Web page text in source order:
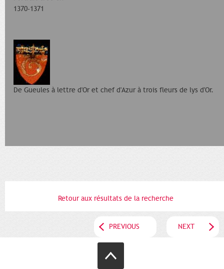
1370-1371
De Gueules à lettre d'Or et chef d'Azur à trois fleurs de lys d'Or.
Retour aux résultats de la recherche
PREVIOUS NEXT